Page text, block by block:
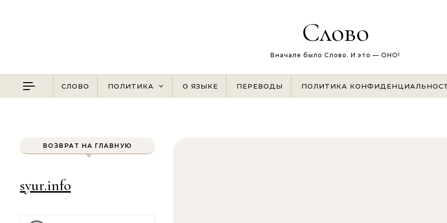
Слово
Вначале было Слово. И это — ОНО!
СЛОВО ПОЛИТИКА О ЯЗЫКЕ ПЕРЕВОДЫ ПОЛИТИКА
ВОЗВРАТ НА ГЛАВНУЮ
syur.info